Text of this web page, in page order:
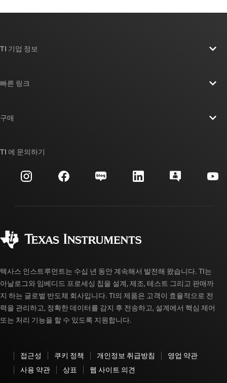
TI 기업 정보
투자 관계
제조
빠른 링크
대체품 검색
고객 지원 센터
myTI 계정 FAQ
구매
주문 FAQ
TI 에 문의하기
텍사스 인스트루먼트는 수십 년 동안 계속해서 발전해 왔습니다. TI는
아날로그와 임베디드 프로세싱 칩을 설계, 제조, 테스트 그리고 판매까
지 하는 글로벌 반도체 회사입니다. TI의 제품은 고객이 효율적으로 전
력을 관리하고, 정확한 데이터를 감지 후 전송하고, 설계에서 핵심 제어
또는 처리 기능을 할 수 있도록 지원합니다.
접근성 쿠키 정책 개인정보 취급방침
영업 약관
사용 약관
상표 웹 사이트 의견